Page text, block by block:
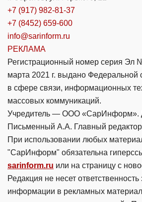
+7 (917) 982-81-37
+7 (8452) 659-600
info@sarinform.ru
РЕКЛАМА
Регистрационный номер серия Эл
марта 2021 г. выдано Федеральной
в сфере связи, информационных
массовых коммуникаций.
Учредитель — ООО «СарИнформ».
Письменный А.А. Главный
При использовании любых
"СарИнформ" обязательна
sarinform.ru или на страницу с
Редакция не несет
информации в рекламных